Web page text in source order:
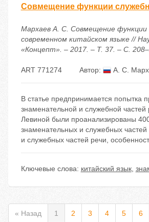
Совмещение функции
Мархаев А. С. Совмещение функции
современном китайском языке //
«Концепт». – 2017. – Т. 37. – С.
ART 771274 Автор: А. С.
В статье предпринимается попытка
знаменательной и служебной частей
Левиной были проанализированы
знаменательных и служебных
и служебных частей речи,
Ключевые слова: китайский язык,
« Назад 1 2 3 4 5 6